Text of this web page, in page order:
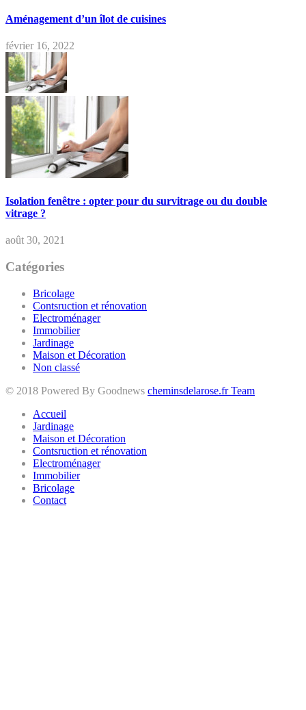
Aménagement d’un îlot de cuisines
février 16, 2022
Isolation fenêtre : opter pour du survitrage ou du double
vitrage ?
août 30, 2021
Catégories
Bricolage
Contsruction et rénovation
Electroménager
Immobilier
Jardinage
Maison et Décoration
Non classé
© 2018 Powered By Goodnews cheminsdelarose.fr Team
Accueil
Jardinage
Maison et Décoration
Contsruction et rénovation
Electroménager
Immobilier
Bricolage
Contact